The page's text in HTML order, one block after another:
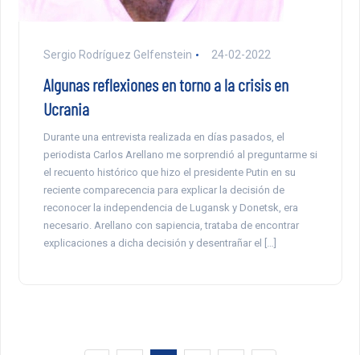
Sergio Rodríguez Gelfenstein 24-02-2022
Algunas reflexiones en torno a la crisis en
Ucrania
Durante una entrevista realizada en días pasados, el
periodista Carlos Arellano me sorprendió al preguntarme si
el recuento histórico que hizo el presidente Putin en su
reciente comparecencia para explicar la decisión de
reconocer la independencia de Lugansk y Donetsk, era
necesario. Arellano con sapiencia, trataba de encontrar
explicaciones a dicha decisión y desentrañar el […]